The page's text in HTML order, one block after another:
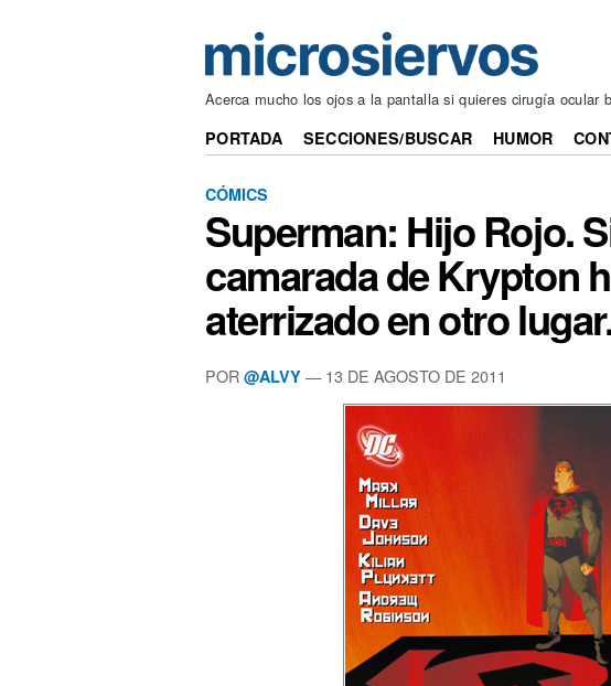
Acerca mucho los ojos a la pantalla si quieres cirugía ocular
PORTADA SECCIONES/BUSCAR HUMOR
CÓMICS
Superman: Hijo Rojo.
camarada de Krypton
aterrizado en otro
POR @ALVY — 13 DE AGOSTO DE 2011